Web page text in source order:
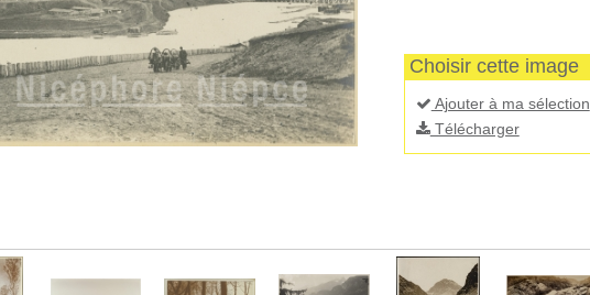
Choisir cette image
Ajouter à ma sélection
Télécharger